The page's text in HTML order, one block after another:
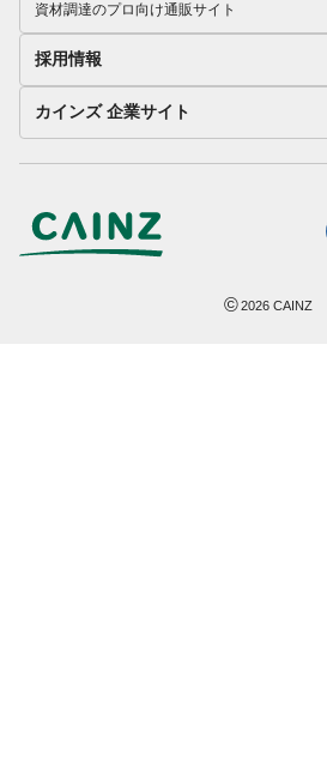
資材調達のプロ向け通販サイト
採用情報
カインズ 企業サイト
©2026 CAINZ